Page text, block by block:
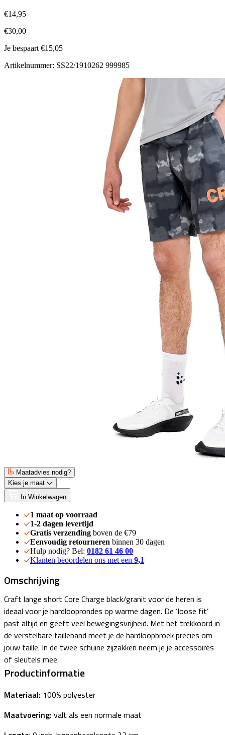
€14,95
€30,00
Je bespaart €15,05
Artikelnummer: SS22/1910262 999985
Maatadvies nodig?
Kies je maat
In Winkelwagen
1 maat op voorraad
1-2 dagen levertijd
Gratis verzending boven de €79
Eenvoudig retourneren binnen 30 dagen
Hulp nodig? Bel: 0182 61 46 00
Klanten beoordelen ons met een 9,1
Omschrijving
Craft lange short Core Charge black/granit voor de heren is
ideaal voor je hardlooprondes op warme dagen. De ‘loose fit’
past altijd en geeft veel bewegingsvrijheid. Met het trekkoord in
de verstelbare tailleband meet je de hardloopbroek precies om
jouw taille. In de twee schuine zijzakken neem je je accessoires
of sleutels mee.
Productinformatie
Materiaal: 100% polyester
Maatvoering: valt als een normale maat